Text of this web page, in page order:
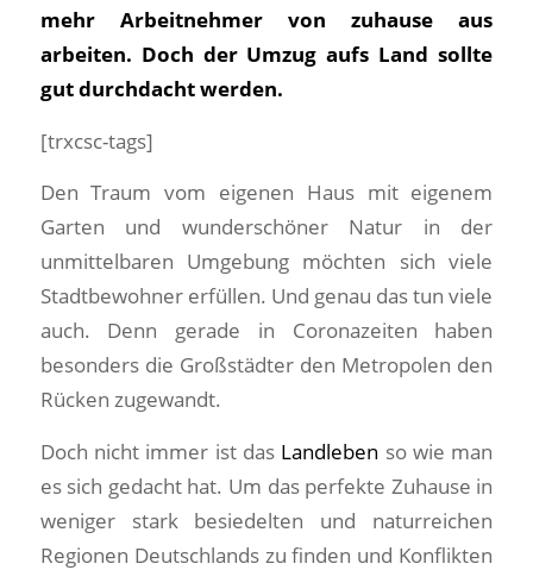
mehr Arbeitnehmer von zuhause aus
arbeiten. Doch der Umzug aufs Land sollte
gut durchdacht werden.
[trxcsc-tags]
Den Traum vom eigenen Haus mit eigenem
Garten und wunderschöner Natur in der
unmittelbaren Umgebung möchten sich viele
Stadtbewohner erfüllen. Und genau das tun viele
auch. Denn gerade in Coronazeiten haben
besonders die Großstädter den Metropolen den
Rücken zugewandt.
Doch nicht immer ist das Landleben so wie man
es sich gedacht hat. Um das perfekte Zuhause in
weniger stark besiedelten und naturreichen
Regionen Deutschlands zu finden und Konflikten